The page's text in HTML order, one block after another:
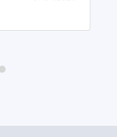
организации